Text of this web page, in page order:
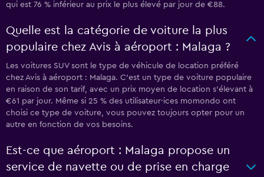
qui est 76 % inférieur au prix le plus élevé par jour de €88.
Quelle est la catégorie de voiture la plus
populaire chez Avis à aéroport : Malaga ?
Les voitures SUV sont le type de véhicule de location préféré
chez Avis à aéroport : Malaga. C'est un type de voiture populaire
en raison de son tarif, avec un prix moyen de location s'élevant à
€61 par jour. Même si 25 % des utilisateur·ices momondo ont
choisi ce type de voiture, vous pouvez toujours opter pour un
autre en fonction de vos besoins.
Est-ce que aéroport : Malaga propose un
service de navette ou de prise en charge